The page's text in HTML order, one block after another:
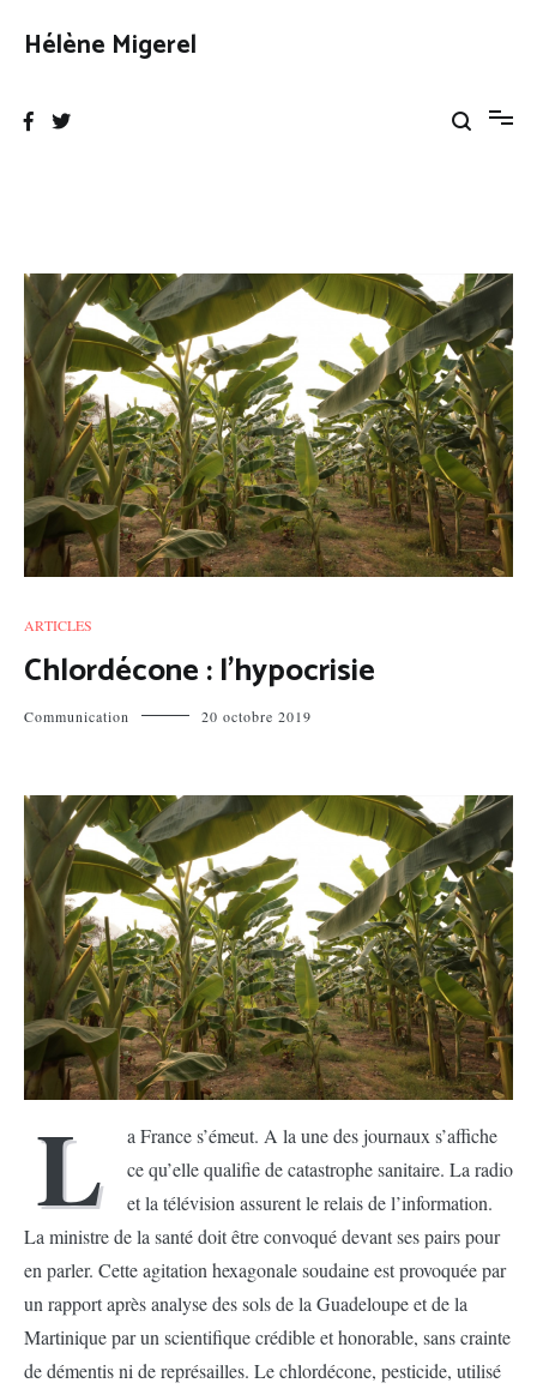
Hélène Migerel
ARTICLES
Chlordécone : l’hypocrisie
Communication 20 octobre 2019
L
a France s’émeut. A la une des journaux s’affiche
ce qu’elle qualifie de catastrophe sanitaire. La radio
et la télévision assurent le relais de l’information.
La ministre de la santé doit être convoqué devant ses pairs pour
en parler. Cette agitation hexagonale soudaine est provoquée par
un rapport après analyse des sols de la Guadeloupe et de la
Martinique par un scientifique crédible et honorable, sans crainte
de démentis ni de représailles. Le chlordécone, pesticide, utilisé